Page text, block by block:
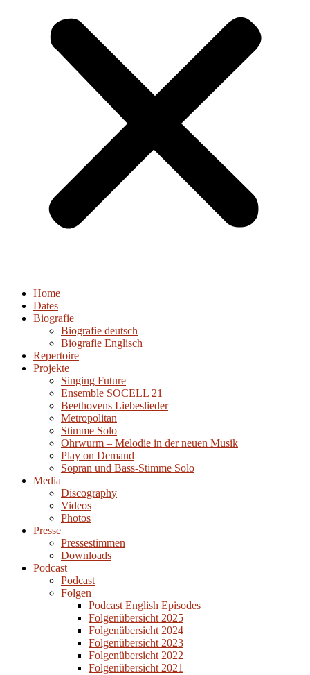
Home
Dates
Biografie
Biografie deutsch
Biografie Englisch
Repertoire
Projekte
Singing Future
Ensemble SOCELL 21
Beethovens Liebeslieder
Metropolitan
Stimme Solo
Ohrwurm – Melodie in der neuen Musik
Play on Demand
Sopran und Bass-Stimme Solo
Media
Discography
Videos
Photos
Presse
Pressestimmen
Downloads
Podcast
Podcast
Folgen
Podcast English Episodes
Folgenübersicht 2025
Folgenübersicht 2024
Folgenübersicht 2023
Folgenübersicht 2022
Folgenübersicht 2021